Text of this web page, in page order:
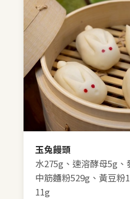
玉兔饅頭
水275g、速溶酵母5g、
中筋麵粉529g、黃豆粉
11g